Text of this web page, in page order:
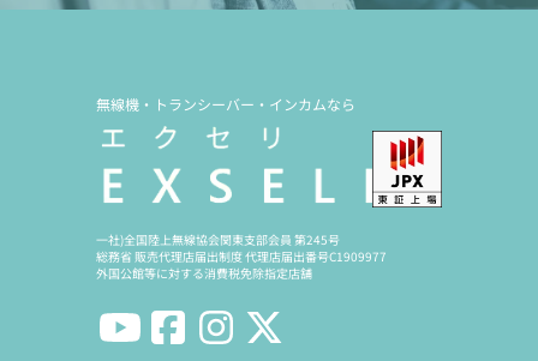
無線機・トランシーバー・インカムなら
一社)全国陸上無線協会関東支部会員 第245号
総務省 販売代理店届出制度 代理店届出番号C1909977
外国公館等に対する消費税免除指定店舗